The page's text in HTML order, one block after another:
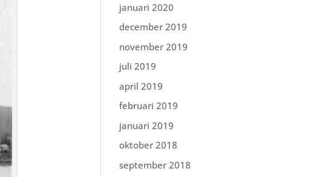
januari 2020
december 2019
november 2019
juli 2019
april 2019
februari 2019
januari 2019
oktober 2018
september 2018